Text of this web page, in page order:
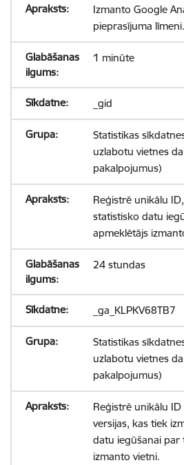
Izmanto Google
pieprasījuma līmeni.
1 minūte
_gid
Statistikas
uzlabotu vietnes
pakalpojumus)
Reģistrē unikālu
statistisko datu
apmeklētājs
24 stundas
_ga_KLPKV68TB7
Statistikas
uzlabotu vietnes
pakalpojumus)
Reģistrē unikālu
versijas, kas tiek
datu iegūšanai par
izmanto vietni.